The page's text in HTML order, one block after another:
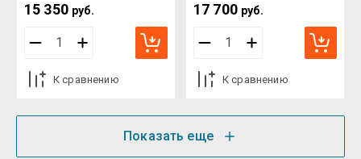
15 350 руб.
К сравнению
17 700 руб.
К сравнению
Показать еще